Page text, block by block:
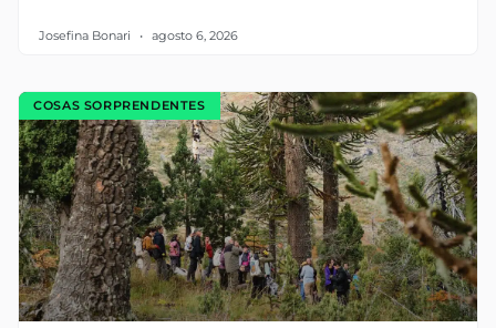
Josefina Bonari agosto 6, 2026
COSAS SORPRENDENTES